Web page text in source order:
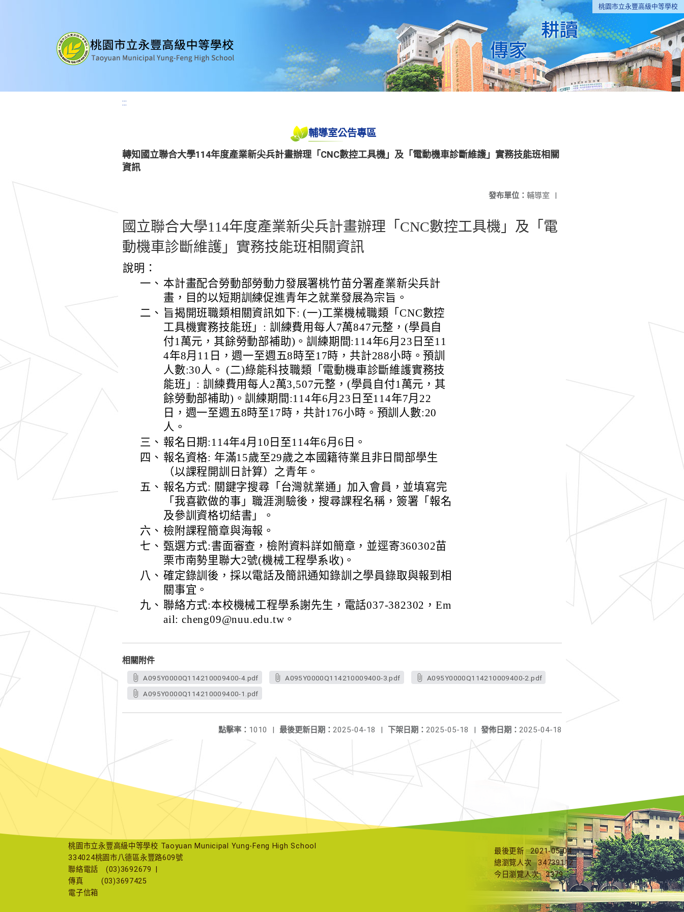
桃園市立永豐高級中等學校
:::
輔導室公告專區
轉知國立聯合大學114年度產業新尖兵計畫辦理「CNC數控工具機」及「電動機車診斷維護」實務技能班相關
資訊
發布單位： 輔導室 |
國立聯合大學114年度產業新尖兵計畫辦理「CNC數控工具機」及「電
動機車診斷維護」實務技能班相關資訊
說明：
一、 本計畫配合勞動部勞動力發展署桃竹苗分署產業新尖兵計
畫，目的以短期訓練促進青年之就業發展為宗旨。
二、 旨揭開班職類相關資訊如下: (一)工業機械職類「CNC數控
工具機實務技能班」: 訓練費用每人7萬847元整，(學員自
付1萬元，其餘勞動部補助)。訓練期間:114年6月23日至11
4年8月11日，週一至週五8時至17時，共計288小時。預訓
人數:30人。 (二)綠能科技職類「電動機車診斷維護實務技
能班」: 訓練費用每人2萬3,507元整，(學員自付1萬元，其
餘勞動部補助)。訓練期間:114年6月23日至114年7月22
日，週一至週五8時至17時，共計176小時。預訓人數:20
人。
三、 報名日期:114年4月10日至114年6月6日。
四、 報名資格: 年滿15歲至29歲之本國籍待業且非日間部學生
（以課程開訓日計算）之青年。
五、 報名方式: 關鍵字搜尋「台灣就業通」加入會員，並填寫完
「我喜歡做的事」職涯測驗後，搜尋課程名稱，簽署「報名
及參訓資格切結書」。
六、 檢附課程簡章與海報。
七、 甄選方式:書面審查，檢附資料詳如簡章，並逕寄360302苗
栗市南勢里聯大2號(機械工程學系收)。
八、 確定錄訓後，採以電話及簡訊通知錄訓之學員錄取與報到相
關事宜。
九、 聯絡方式:本校機械工程學系謝先生，電話037-382302，Em
ail: cheng09@nuu.edu.tw。
相關附件
A095Y0000Q114210009400-4.pdf A095Y0000Q114210009400-3.pdf
A095Y0000Q114210009400-2.pdf
A095Y0000Q114210009400-1.pdf
發佈日期： 2025-04-18
下架日期： 2025-05-18 |
最後更新日期： 2025-04-18 |
點擊率： 1010 |
桃園市立永豐高級中等學校 Taoyuan Municipal Yung-Feng High School
334024桃園市八德區永豐路609號
聯絡電話
(03)3692679
傳真
(03)3697425
電子信箱
最後更新
2021-05-04
總瀏覽人次
34739112
今日瀏覽人次
3379